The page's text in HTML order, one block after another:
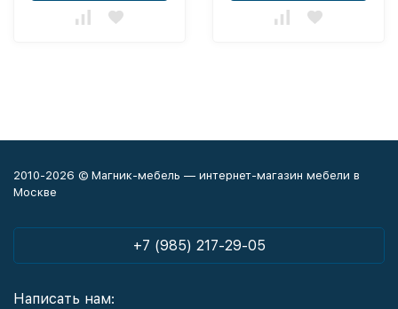
2010-2026 © Магник-мебель — интернет-магазин мебели в
Москве
+7 (985) 217-29-05
Написать нам: